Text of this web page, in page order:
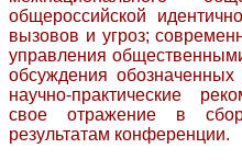
общероссийской
вызовов и угроз;
управления
обсуждения
научно-практические
свое отражение в
результатам конференции.